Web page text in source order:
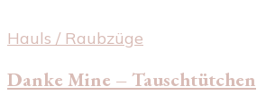
Hauls / Raubzüge
Danke Mine – Tauschtütchen